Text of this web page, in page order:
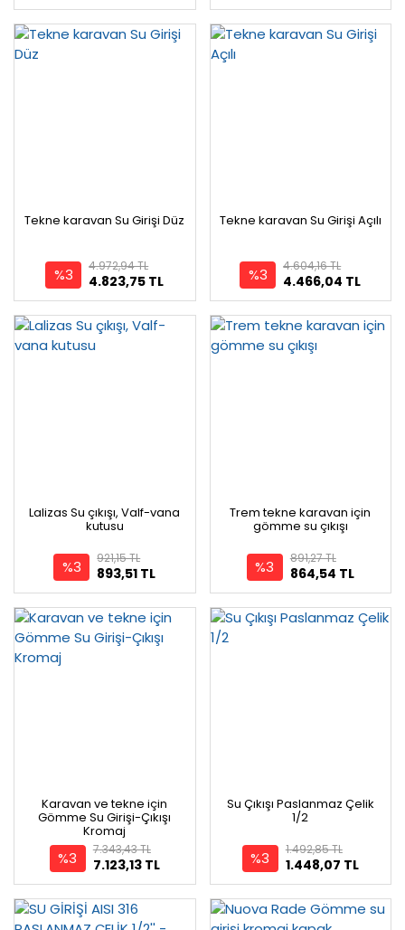
Tekne karavan Su Girişi Düz
%3 4.823,75 TL
4.972,94 TL
Tekne karavan Su Girişi Açılı
%3 4.466,04 TL
4.604,16 TL
Lalizas Su çıkışı, Valf-vana
kutusu
%3 893,51 TL
921,15 TL
Trem tekne karavan için
gömme su çıkışı
%3 864,54 TL
891,27 TL
Karavan ve tekne için
Gömme Su Girişi-Çıkışı
Kromaj
%3 7.123,13 TL
7.343,43 TL
Su Çıkışı Paslanmaz Çelik
1/2
%3 1.448,07 TL
1.492,85 TL